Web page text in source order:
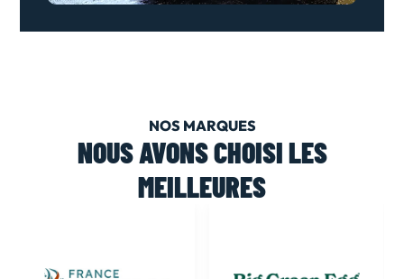
NOS MARQUES
NOUS AVONS CHOISI LES
MEILLEURES